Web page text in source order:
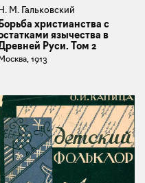
М. Гальковский
Борьба христианства с
язычества в
Руси. Том 2
1913